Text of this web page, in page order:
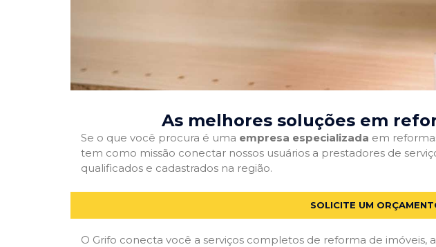
As melhores soluções em
Se o que você procura é uma empresa especializada em
tem como missão conectar nossos usuários a prestadores de
qualificados e cadastrados na região.
SOLICITE UM
O Grifo conecta você a serviços completos de reforma de